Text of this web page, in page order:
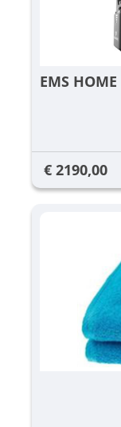
EMS HOME
€ 2190,00